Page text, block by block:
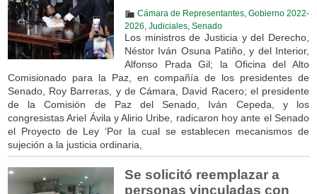
Cámara de Representantes, Gobierno 2022-
2026 Judiciales, Senado
Los ministros de Justicia y del Derecho,
Néstor Iván Osuna Patiño, y del Interior,
Alfonso Prada Gil; la Oficina del Alto
Comisionado para la Paz, en compañía de los presidentes de
Senado, Roy Barreras, y de Cámara, David Racero; el presidente
de la Comisión de Paz del Senado, Iván Cepeda, y los
congresistas Ariel Ávila y Alirio Uribe, radicaron hoy ante el Senado
el Proyecto de Ley ‘Por la cual se establecen mecanismos de
sujeción a la justicia ordinaria,
Se solicitó reemplazar a
personas vinculadas con